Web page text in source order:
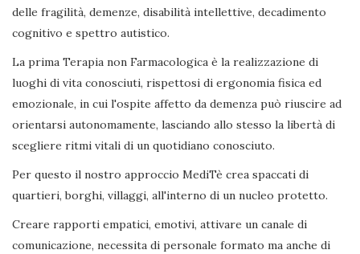
delle fragilità, demenze, disabilità intellettive, decadimento
cognitivo e spettro autistico.
La prima Terapia non Farmacologica è la realizzazione di
luoghi di vita conosciuti, rispettosi di ergonomia fisica ed
emozionale, in cui l'ospite affetto da demenza può riuscire ad
orientarsi autonomamente, lasciando allo stesso la libertà di
scegliere ritmi vitali di un quotidiano conosciuto.
Per questo il nostro approccio MediTè crea spaccati di
quartieri, borghi, villaggi, all'interno di un nucleo protetto.
Creare rapporti empatici, emotivi, attivare un canale di
comunicazione, necessita di personale formato ma anche di